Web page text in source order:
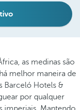
as medinas são
melhor maneira de
Barceló Hotels &
por qualquer